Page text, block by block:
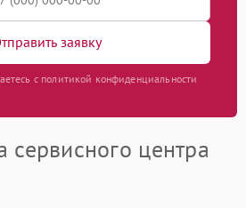
заявку
с политикой конфиденциальности
центра